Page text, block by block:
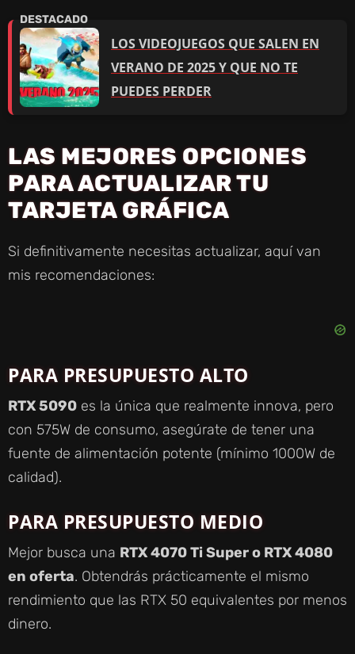
LOS VIDEOJUEGOS QUE SALEN EN
VERANO DE 2025 Y QUE NO TE
PUEDES PERDER
LAS MEJORES OPCIONES
PARA ACTUALIZAR TU
TARJETA GRÁFICA
Si definitivamente necesitas actualizar, aquí van
mis recomendaciones:
PARA PRESUPUESTO ALTO
RTX 5090 es la única que realmente innova, pero
con 575W de consumo, asegúrate de tener una
fuente de alimentación potente (mínimo 1000W de
calidad).
PARA PRESUPUESTO MEDIO
Mejor busca una RTX 4070 Ti Super o RTX 4080
en oferta. Obtendrás prácticamente el mismo
rendimiento que las RTX 50 equivalentes por menos
dinero.